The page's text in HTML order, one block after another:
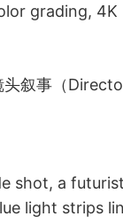
grading, 4K
头叙事（
shot, a
light strips